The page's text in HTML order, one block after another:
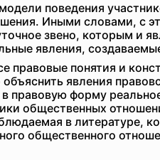
поведения
Иными словами, с
звено, которым и
явления,
правовые понятия и
явления
правовую форму
общественных
в литературе,
общественного